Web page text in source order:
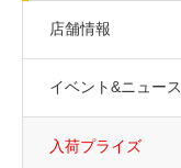
店舗情報
イベント&ニュース
入荷プライズ